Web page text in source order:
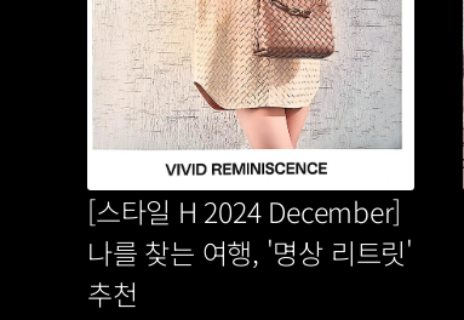
[스타일 H 2024 December]
나를 찾는 여행, '명상 리트릿'
추천